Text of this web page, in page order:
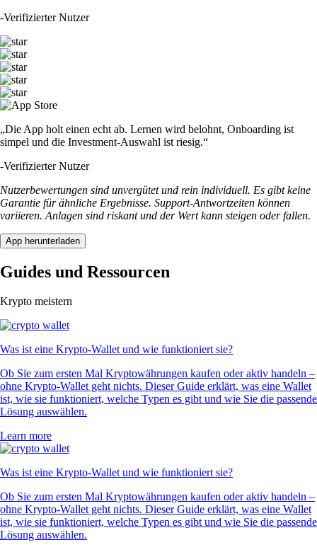
-Verifizierter Nutzer
„Die App holt einen echt ab. Lernen wird belohnt, Onboarding ist
simpel und die Investment-Auswahl ist riesig.“
-Verifizierter Nutzer
Nutzerbewertungen sind unvergütet und rein individuell. Es gibt keine
Garantie für ähnliche Ergebnisse. Support-Antwortzeiten können
variieren. Anlagen sind riskant und der Wert kann steigen oder fallen.
App herunterladen
Guides und Ressourcen
Krypto meistern
Was ist eine Krypto-Wallet und wie funktioniert sie?
Ob Sie zum ersten Mal Kryptowährungen kaufen oder aktiv handeln –
ohne Krypto-Wallet geht nichts. Dieser Guide erklärt, was eine Wallet
ist, wie sie funktioniert, welche Typen es gibt und wie Sie die passende
Lösung auswählen.
Learn more
Was ist eine Krypto-Wallet und wie funktioniert sie?
Ob Sie zum ersten Mal Kryptowährungen kaufen oder aktiv handeln –
ohne Krypto-Wallet geht nichts. Dieser Guide erklärt, was eine Wallet
ist, wie sie funktioniert, welche Typen es gibt und wie Sie die passende
Lösung auswählen.